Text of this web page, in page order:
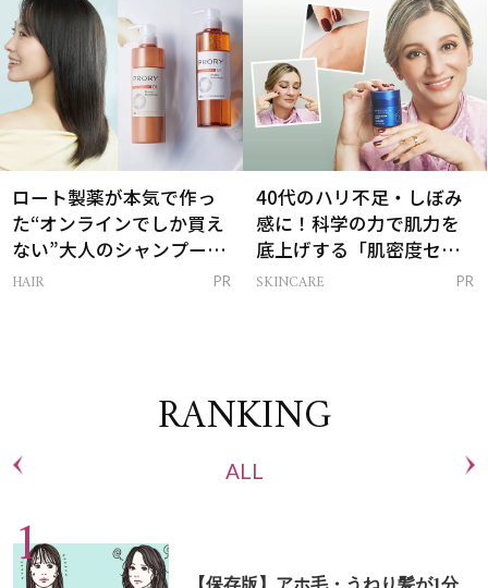
ロート製薬が本気で作っ
た“オンラインでしか買え
ない”大人のシャンプー＆
トリートメントって？
HAIR PR
40代のハリ不足・しぼみ
感に！科学の力で肌力を
底上げする「肌密度セラ
ム」
SKINCARE PR
RANKING
ALL
【保存版】アホ毛・うねり髪が1分